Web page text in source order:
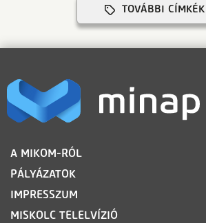
TOVÁBBI CÍMKÉK
LÁBLÉC
A MIKOM-RÓL
PÁLYÁZATOK
IMPRESSZUM
MISKOLC TELELVÍZIÓ